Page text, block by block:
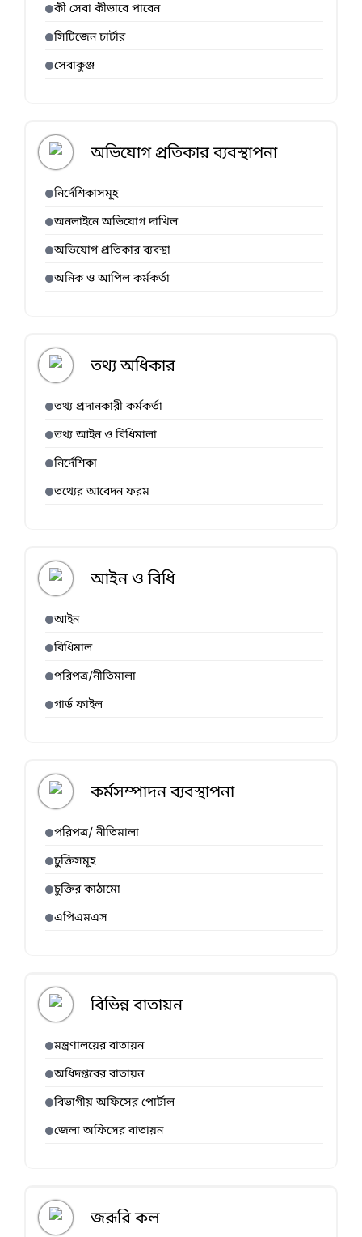
কী সেবা কীভাবে পাবেন
সিটিজেন চার্টার
সেবাকুঞ্জ
অভিযোগ প্রতিকার ব্যবস্থাপনা
নির্দেশিকাসমূহ
অনলাইনে অভিযোগ দাখিল
অভিযোগ প্রতিকার ব্যবস্থা
অনিক ও আপিল কর্মকর্তা
তথ্য অধিকার
তথ্য প্রদানকারী কর্মকর্তা
তথ্য আইন ও বিধিমালা
নির্দেশিকা
তথ্যের আবেদন ফরম
আইন ও বিধি
আইন
বিধিমাল
পরিপত্র/নীতিমালা
গার্ড ফাইল
কর্মসম্পাদন ব্যবস্থাপনা
পরিপত্র/ নীতিমালা
চুক্তিসমূহ
চুক্তির কাঠামো
এপিএমএস
বিভিন্ন বাতায়ন
মন্ত্রণালয়ের বাতায়ন
অধিদপ্তরের বাতায়ন
বিভাগীয় অফিসের পোর্টাল
জেলা অফিসের বাতায়ন
জরূরি কল